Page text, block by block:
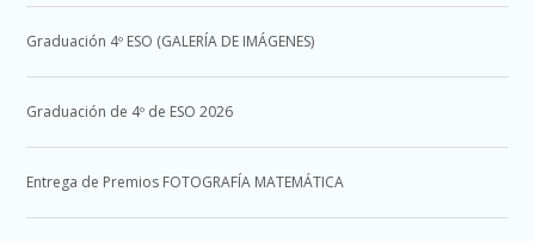
Graduación 4º ESO (GALERÍA DE IMÁGENES)
Graduación de 4º de ESO 2026
Entrega de Premios FOTOGRAFÍA MATEMÁTICA